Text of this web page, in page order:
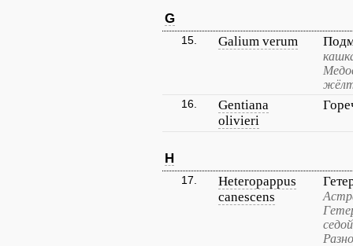
G
15. Galium verum
16.
Gentiana
olivieri
H
17.
Heteropappus
canescens